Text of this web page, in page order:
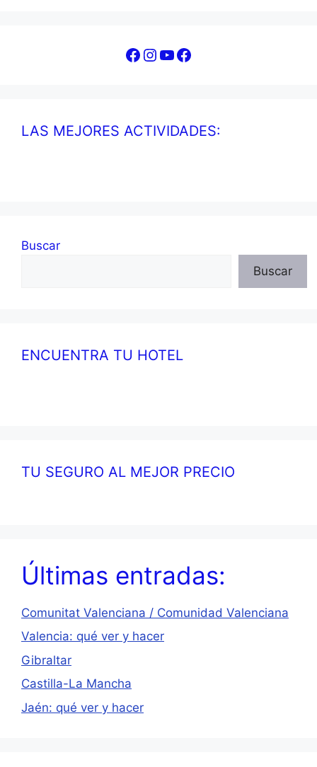
Facebook
Instagram
YouTube
Facebook
LAS MEJORES ACTIVIDADES:
Buscar
Buscar
ENCUENTRA TU HOTEL
TU SEGURO AL MEJOR PRECIO
Últimas entradas:
Comunitat Valenciana / Comunidad Valenciana
Valencia: qué ver y hacer
Gibraltar
Castilla-La Mancha
Jaén: qué ver y hacer